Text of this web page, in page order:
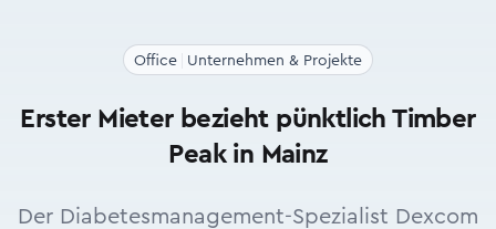
Office Unternehmen & Projekte
Erster Mieter bezieht pünktlich Timber
Peak in Mainz
Der Diabetesmanagement-Spezialist Dexcom